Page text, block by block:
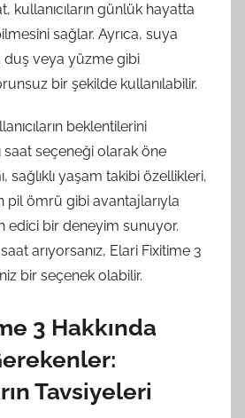
kullanıcıların günlük hayatta
sağlar. Ayrıca, suya
duş veya yüzme gibi
bir şekilde kullanılabilir.
beklentilerini
saat seçeneği olarak öne
sağlıklı yaşam takibi özellikleri,
pil ömrü gibi avantajlarıyla
edici bir deneyim sunuyor.
arıyorsanız, Elari Fixitime 3
bir seçenek olabilir.
3 Hakkında
Tavsiyeleri